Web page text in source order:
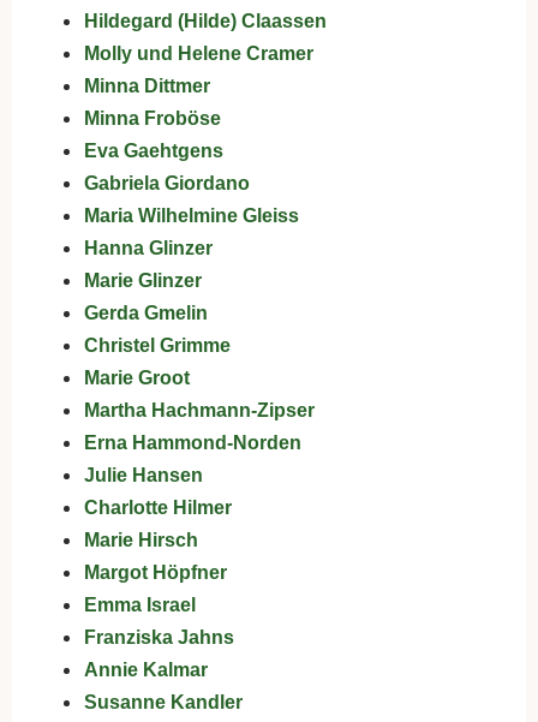
Hildegard (Hilde) Claassen
Molly und Helene Cramer
Minna Dittmer
Minna Froböse
Eva Gaehtgens
Gabriela Giordano
Maria Wilhelmine Gleiss
Hanna Glinzer
Marie Glinzer
Gerda Gmelin
Christel Grimme
Marie Groot
Martha Hachmann-Zipser
Erna Hammond-Norden
Julie Hansen
Charlotte Hilmer
Marie Hirsch
Margot Höpfner
Emma Israel
Franziska Jahns
Annie Kalmar
Susanne Kandler